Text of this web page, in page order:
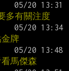
多有關注度
牌
馬傑森